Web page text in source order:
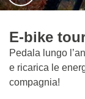
E-bike
Pedala lungo
e ricarica le
compagnia!